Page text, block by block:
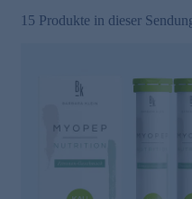
15 Produkte in dieser